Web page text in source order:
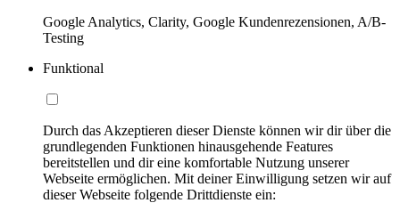
Google Analytics, Clarity, Google Kundenrezensionen, A/B-
Testing
Funktional
Durch das Akzeptieren dieser Dienste können wir dir über die
grundlegenden Funktionen hinausgehende Features
bereitstellen und dir eine komfortable Nutzung unserer
Webseite ermöglichen. Mit deiner Einwilligung setzen wir auf
dieser Webseite folgende Drittdienste ein: